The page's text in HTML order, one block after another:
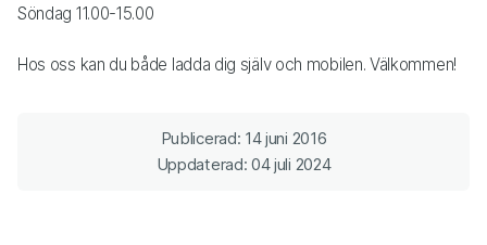
Söndag 11.00-15.00
Hos oss kan du både ladda dig själv och mobilen. Välkommen!
Publicerad: 14 juni 2016
Uppdaterad: 04 juli 2024